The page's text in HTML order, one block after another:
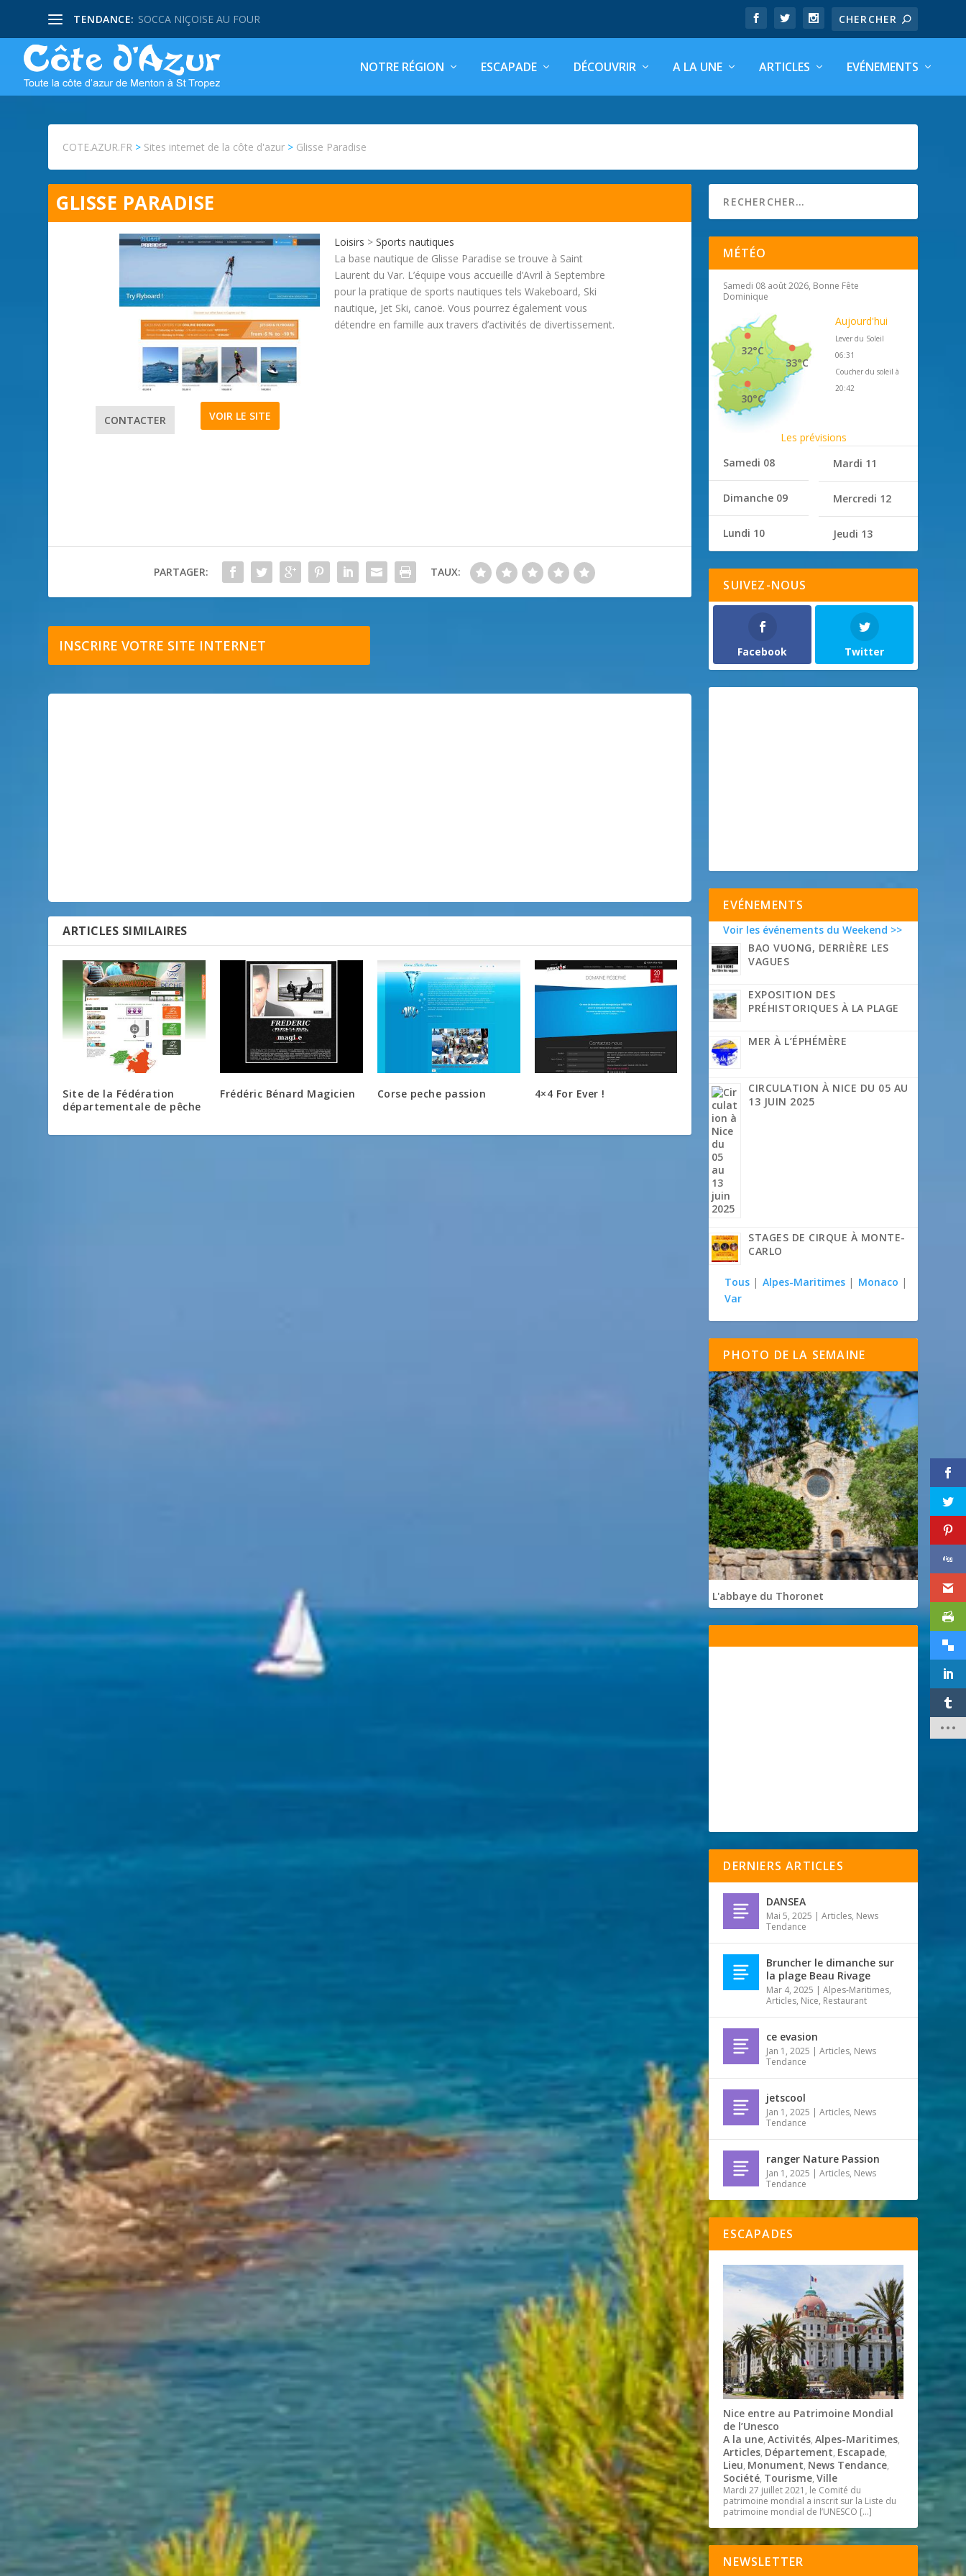
TENDANCE: SOCCA NIÇOISE AU FOUR
NOTRE RÉGION ESCAPADE DÉCOUVRIR A LA UNE ARTICLES EVÉNEMENTS
COTE.AZUR.FR > Sites internet de la côte d'azur > Glisse Paradise
GLISSE PARADISE
Loisirs >Sports nautiques
La base nautique de Glisse Paradise se trouve à Saint
Laurent du Var. L’équipe vous accueille d’Avril à Septembre
pour la pratique de sports nautiques tels Wakeboard, Ski
nautique, Jet Ski, canoë. Vous pourrez également vous
détendre en famille aux travers d’activités de divertissement.
CONTACTER VOIR LE SITE
PARTAGER: TAUX:
INSCRIRE VOTRE SITE INTERNET
ARTICLES SIMILAIRES
Site de la Fédération
départementale de pêche
Frédéric Bénard Magicien Corse peche passion 4×4 For Ever !
MÉTÉO
Samedi 08 août 2026, Bonne Fête
Dominique
33°C
32°C
30°C
Aujourd'hui
Lever du Soleil
06:31
Coucher du soleil à
20:42
Les prévisions
Samedi 08
Dimanche 09
Lundi 10
Mardi 11
Mercredi 12
Jeudi 13
SUIVEZ-NOUS
Facebook Twitter
EVÉNEMENTS
Voir les événements du Weekend >>
BAO VUONG, DERRIÈRE LES
VAGUES
EXPOSITION DES
PRÉHISTORIQUES À LA PLAGE
MER À L’ÉPHÉMÈRE
CIRCULATION À NICE DU 05 AU
13 JUIN 2025
STAGES DE CIRQUE À MONTE-
CARLO
Tous | Alpes-Maritimes | Monaco |
Var
PHOTO DE LA SEMAINE
L'abbaye du Thoronet
DERNIERS ARTICLES
DANSEA
Mai 5, 2025 |Articles, News
Tendance
Bruncher le dimanche sur
la plage Beau Rivage
Mar 4, 2025 |Alpes-Maritimes,
Articles, Nice, Restaurant
ce evasion
Jan 1, 2025 |Articles, News
Tendance
jetscool
Jan 1, 2025 |Articles, News
Tendance
ranger Nature Passion
Jan 1, 2025 |Articles, News
Tendance
ESCAPADES
Nice entre au Patrimoine Mondial
de l’Unesco
A la une,Activités,Alpes-Maritimes,
Articles, Département, Escapade,
Lieu, Monument, News Tendance,
Société, Tourisme,Ville
Mardi 27 juillet 2021, le Comité du
patrimoine mondial a inscrit sur la Liste du
patrimoine mondial de l’UNESCO […]
NEWSLETTER